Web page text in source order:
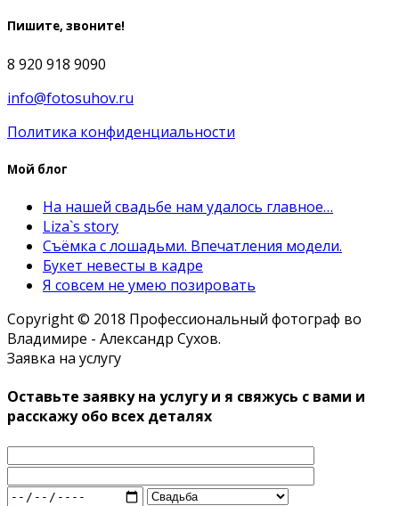
Пишите, звоните!
8 920 918 9090
info@fotosuhov.ru
Политика конфиденциальности
Мой блог
На нашей свадьбе нам удалось главное…
Liza`s story
Съёмка с лошадьми. Впечатления модели.
Букет невесты в кадре
Я совсем не умею позировать
Copyright © 2018 Профессиональный фотограф во
Владимире - Александр Сухов.
Заявка на услугу
Оставьте заявку на услугу и я свяжусь с вами и
расскажу обо всех деталях